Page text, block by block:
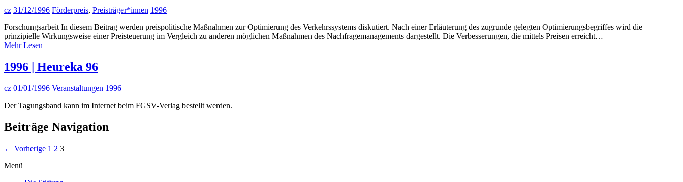
cz 31/12/1996 Förderpreis, Preisträger*innen 1996
Forschungsarbeit In diesem Beitrag werden preispolitische Maßnahmen zur Optimierung des Verkehrssystems diskutiert. Nach einer Erläuterung des zugrunde gelegten Optimierungsbegriffes wird die
prinzipielle Wirkungsweise einer Preisteuerung im Vergleich zu anderen möglichen Maßnahmen des Nachfragemanagements dargestellt. Die Verbesserungen, die mittels Preisen erreicht…
Mehr Lesen
1996 | Heureka 96
cz 01/01/1996 Veranstaltungen 1996
Der Tagungsband kann im Internet beim FGSV-Verlag bestellt werden.
Beiträge Navigation
← Vorherige 1 2 3
Menü